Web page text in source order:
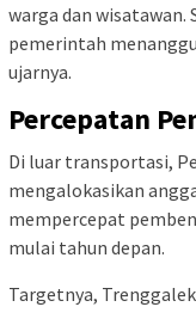
warga dan wisatawan.
pemerintah
ujarnya.
Percepatan
Di luar transportasi,
mengalokasikan
mempercepat
mulai tahun depan.
Targetnya,